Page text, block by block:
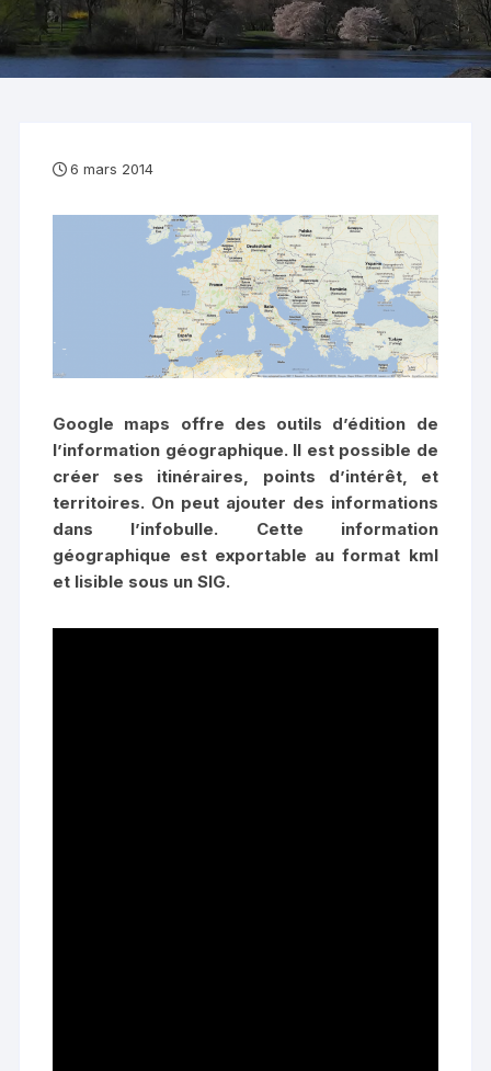
6 mars 2014
Google maps offre des outils d’édition de
l’information géographique. Il est possible de
créer ses itinéraires, points d’intérêt, et
territoires. On peut ajouter des informations
dans l’infobulle. Cette information
géographique est exportable au format kml
et lisible sous un SIG.